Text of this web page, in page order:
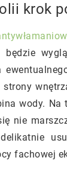
krok
strony
wody.
nie
fachowej